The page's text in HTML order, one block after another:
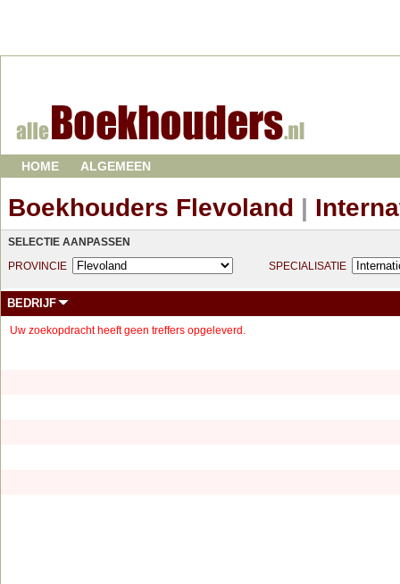
HOME ALGEMEEN
Boekhouders Flevoland |
SELECTIE AANPASSEN
PROVINCIE
SPECIALISATIE
BEDRIJF
Uw zoekopdracht heeft geen treffers opgeleverd.